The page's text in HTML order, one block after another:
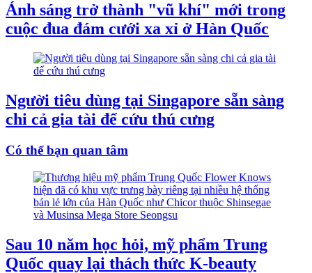
Ánh sáng trở thành "vũ khí" mới trong
cuộc đua đám cưới xa xỉ ở Hàn Quốc
Người tiêu dùng tại Singapore sẵn sàng
chi cả gia tài để cứu thú cưng
Có thể bạn quan tâm
Sau 10 năm học hỏi, mỹ phẩm Trung
Quốc quay lại thách thức K-beauty